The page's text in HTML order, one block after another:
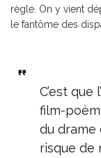
règle. On y vient
le fantôme des
C’est
film-
du drame
risque de